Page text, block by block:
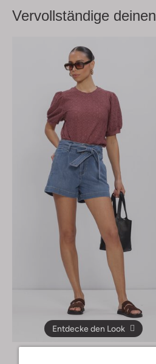
Vervollständige deinen
Entdecke den Look